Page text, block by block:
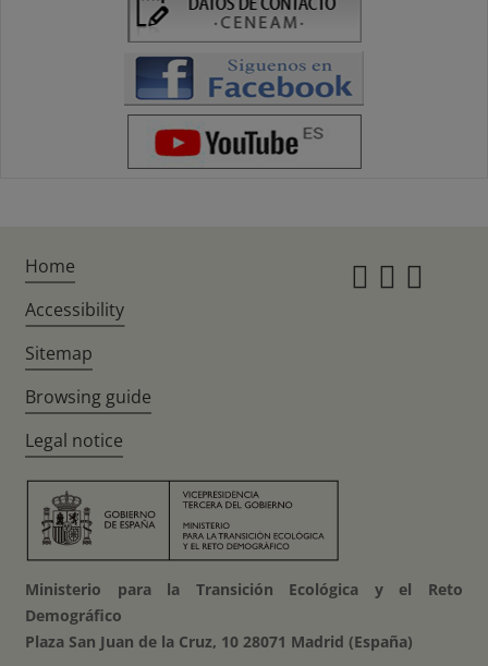
Home
Accessibility
Sitemap
Browsing guide
Legal notice
Ministerio para la Transición Ecológica y el Reto
Demográfico
Plaza San Juan de la Cruz, 10 28071 Madrid (España)